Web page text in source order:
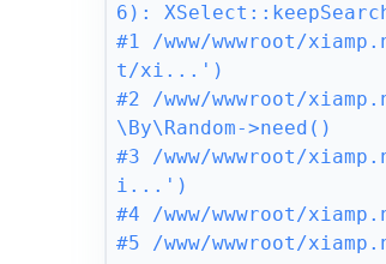
6):
#1 /www/wwwroot/
t/xi...')
#2 /www/wwwroot/
\By\Random->need()
#3 /www/wwwroot/
i...')
#4 /www/wwwroot/
#5 /www/wwwroot/